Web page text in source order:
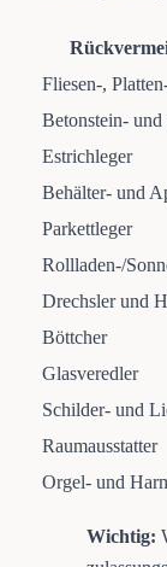
Fliesen-,
Betonstein- und
Estrichleger
Behälter- und
Parkettleger
Rollladen-/
Drechsler und
Böttcher
Glasveredler
Schilder- und
Raumausstatter
Orgel- und
Wichtig: